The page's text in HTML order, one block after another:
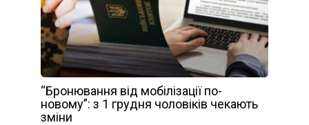
“Бронювання від мобілізації по-
новому”: з 1 грудня чоловіків чекають
зміни